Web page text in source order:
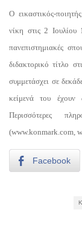
Ο εικαστικός-
νίκη στις 2
πανεπιστημιακές
διδακτορικό τίτλο
συμμετάσχει σε
κείμενά του έχουν
Περισσότερες
(www.konmark.com,
Facebook